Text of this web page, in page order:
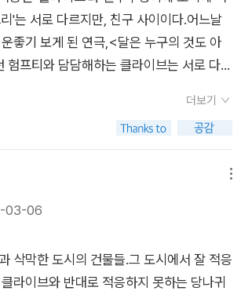
라는 것, 너와 나 그리고 우리 모두의 것이라
'는 서로 다르지만, 친구 사이이다.어느날
좋기 보게 된 연극,<달은 누구의 것도 아
험프티와 담담해하는 클라이브는 서로 다르
PER ASPERA!'고난을 넘어서 별을 향
생활이지만, 위대한 정복자 동상아래에서
도시야!'누구의 것도 아니기에 만인을 비춰
못하더라도, 우리의(만인의) 도시이기에..
밤속,별을 꿈꾸는 두 주인공의 발걸음에 나
더보기
03-06
삭막한 도시의 건물들.그 도시에서 잘 적응
라이브와 반대로 적응하지 못하는 당나귀